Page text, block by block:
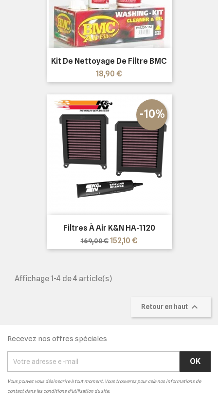
Kit De Nettoyage De Filtre BMC
Prix
18,90 €
Filtres À Air K&N HA-1120
Prix
de
169,00 €
-10%
Prix
152,10 €
Affichage 1-4 de 4 article(s)
Retour en haut 
Recevez nos offres spéciales
Vous pouvez vous désinscrire à tout moment. Vous trouverez pour cela nos informations de
contact dans les conditions d'utilisation du site.